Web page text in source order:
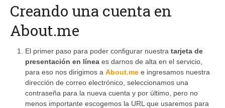
Creando una cuenta en
About.me
El primer paso para poder configurar nuestra tarjeta de
presentación en línea es darnos de alta en el servicio,
para eso nos dirigimos a About.me e ingresamos nuestra
dirección de correo electrónico, seleccionamos una
contraseña para la nueva cuenta y por último, pero no
menos importante escogemos la URL que usaremos para